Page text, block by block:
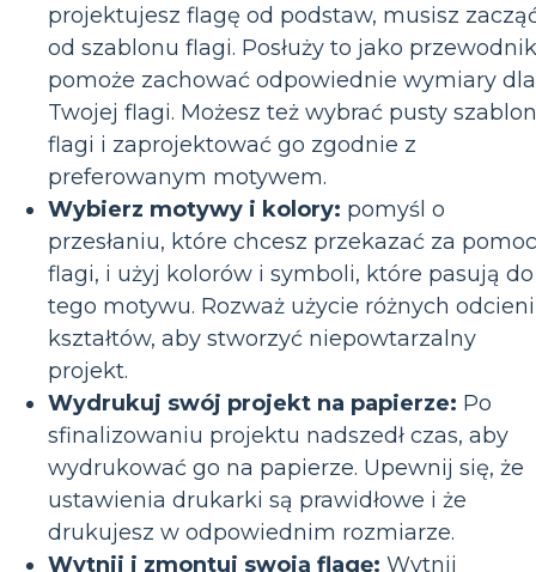
projektujesz flagę od podstaw, musisz
od szablonu flagi. Posłuży to jako
pomoże zachować odpowiednie wymiary dla
Twojej flagi. Możesz też wybrać pusty szablon
flagi i zaprojektować go zgodnie z
preferowanym motywem.
Wybierz motywy i kolory: pomyśl o
przesłaniu, które chcesz przekazać za
flagi, i użyj kolorów i symboli, które pasują do
tego motywu. Rozważ użycie różnych
kształtów, aby stworzyć niepowtarzalny
projekt.
Wydrukuj swój projekt na papierze: Po
sfinalizowaniu projektu nadszedł czas, aby
wydrukować go na papierze. Upewnij się, że
ustawienia drukarki są prawidłowe i że
drukujesz w odpowiednim rozmiarze.
Wytnij i zmontuj swoją flagę: Wytnij